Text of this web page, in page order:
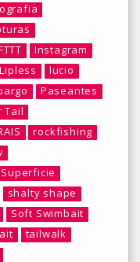
Instagram
Lipless
lucio
Paseantes
Tail
rockfishing
shalty shape
Soft Swimbait
tailwalk